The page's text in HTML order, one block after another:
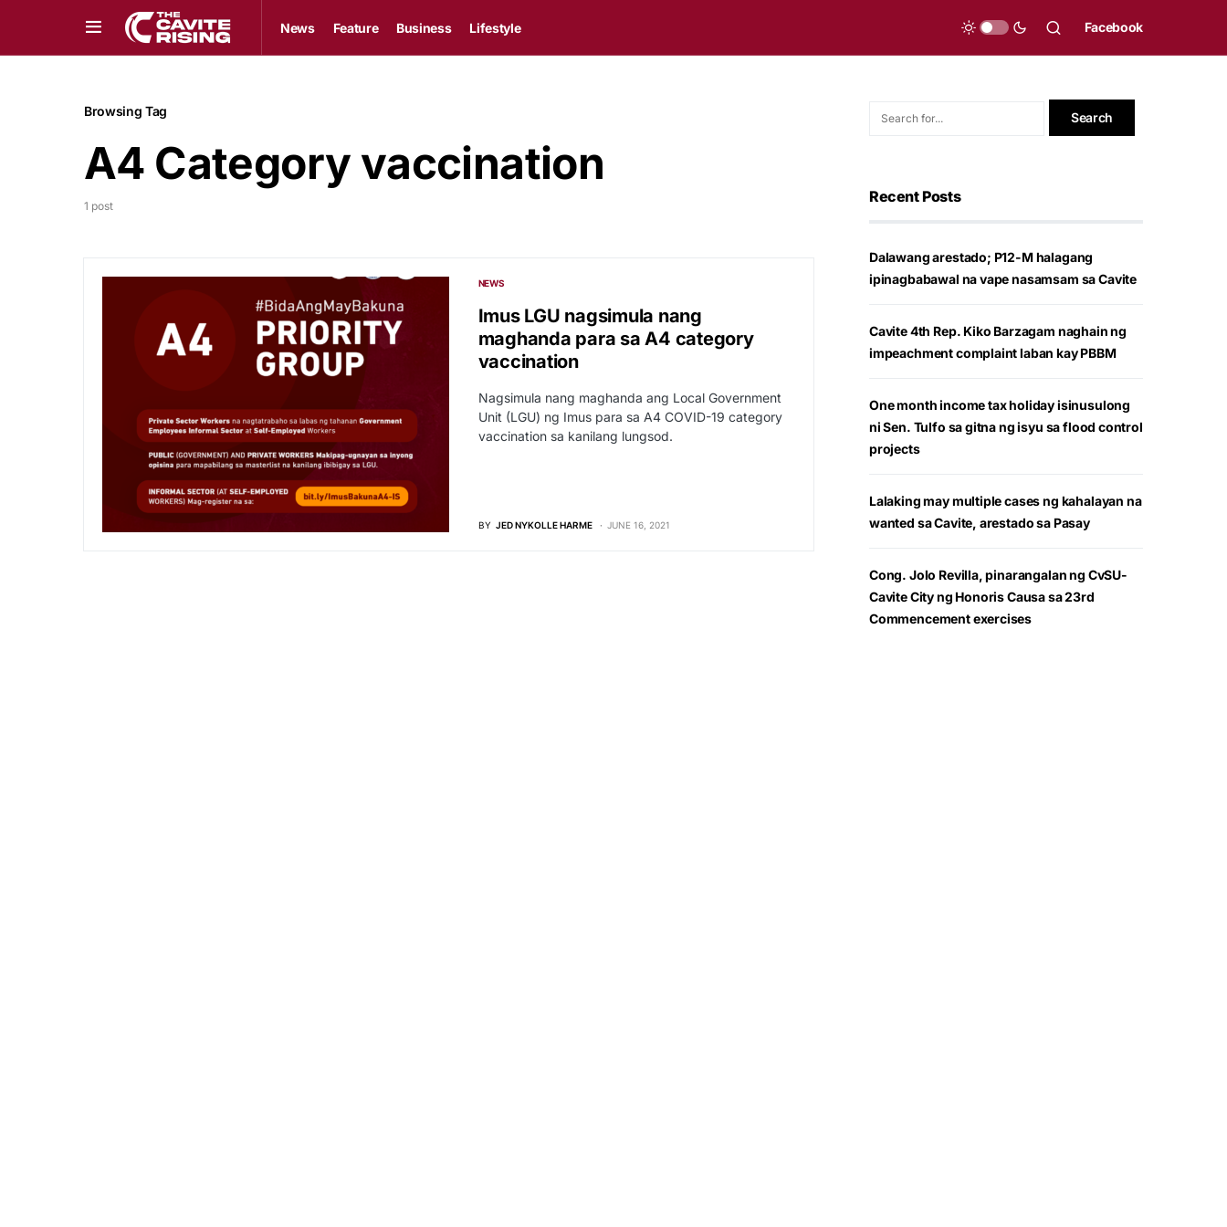
News Feature Business Lifestyle Facebook
Browsing Tag
A4 Category vaccination
1 post
NEWS
Imus LGU nagsimula nang
maghanda para sa A4 category
vaccination
Nagsimula nang maghanda ang Local Government
Unit (LGU) ng Imus para sa A4 COVID-19 category
vaccination sa kanilang lungsod.
BY JED NYKOLLE HARME JUNE 16, 2021
Recent Posts
Dalawang arestado; P12-M halagang
ipinagbabawal na vape nasamsam sa Cavite
Cavite 4th Rep. Kiko Barzagam naghain ng
impeachment complaint laban kay PBBM
One month income tax holiday isinusulong
ni Sen. Tulfo sa gitna ng isyu sa flood control
projects
Lalaking may multiple cases ng kahalayan na
wanted sa Cavite, arestado sa Pasay
Cong. Jolo Revilla, pinarangalan ng CvSU-
Cavite City ng Honoris Causa sa 23rd
Commencement exercises